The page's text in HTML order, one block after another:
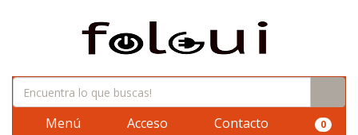
Menú Acceso Contacto 0